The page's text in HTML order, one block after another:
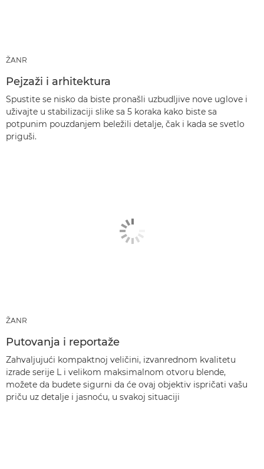
ŽANR
Pejzaži i arhitektura
Spustite se nisko da biste pronašli uzbudljive nove uglove i
uživajte u stabilizaciji slike sa 5 koraka kako biste sa
potpunim pouzdanjem beležili detalje, čak i kada se svetlo
priguši.
ŽANR
Putovanja i reportaže
Zahvaljujući kompaktnoj veličini, izvanrednom kvalitetu
izrade serije L i velikom maksimalnom otvoru blende,
možete da budete sigurni da će ovaj objektiv ispričati vašu
priču uz detalje i jasnoću, u svakoj situaciji